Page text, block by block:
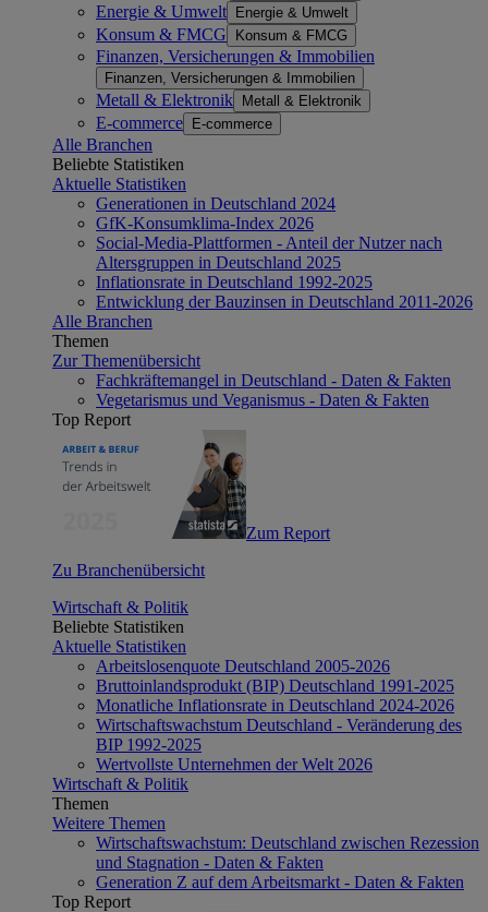
Energie & Umwelt Energie & Umwelt
Konsum & FMCG Konsum & FMCG
Finanzen, Versicherungen & Immobilien
Finanzen, Versicherungen & Immobilien
Metall & Elektronik Metall & Elektronik
E-commerce E-commerce
Alle Branchen
Beliebte Statistiken
Aktuelle Statistiken
Generationen in Deutschland 2024
GfK-Konsumklima-Index 2026
Social-Media-Plattformen - Anteil der Nutzer nach
Altersgruppen in Deutschland 2025
Inflationsrate in Deutschland 1992-2025
Entwicklung der Bauzinsen in Deutschland 2011-2026
Alle Branchen
Themen
Zur Themenübersicht
Fachkräftemangel in Deutschland - Daten & Fakten
Vegetarismus und Veganismus - Daten & Fakten
Top Report
Zum Report
Zu Branchenübersicht
Wirtschaft & Politik
Beliebte Statistiken
Aktuelle Statistiken
Arbeitslosenquote Deutschland 2005-2026
Bruttoinlandsprodukt (BIP) Deutschland 1991-2025
Monatliche Inflationsrate in Deutschland 2024-2026
Wirtschaftswachstum Deutschland - Veränderung des
BIP 1992-2025
Wertvollste Unternehmen der Welt 2026
Wirtschaft & Politik
Themen
Weitere Themen
Wirtschaftswachstum: Deutschland zwischen Rezession
und Stagnation - Daten & Fakten
Generation Z auf dem Arbeitsmarkt - Daten & Fakten
Top Report